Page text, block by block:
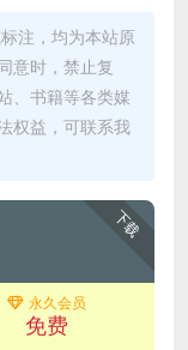
注，均为本站原
意时，禁止复
、书籍等各类媒
权益，可联系我
下载
永久会员
免费